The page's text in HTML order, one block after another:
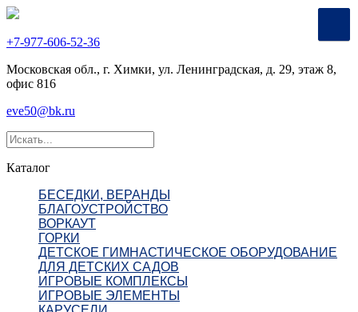
+7-977-606-52-36
Московская обл., г. Химки, ул. Ленинградская, д. 29, этаж 8,
офис 816
eve50@bk.ru
Каталог
БЕСЕДКИ, ВЕРАНДЫ
БЛАГОУСТРОЙСТВО
ВОРКАУТ
ГОРКИ
ДЕТСКОЕ ГИМНАСТИЧЕСКОЕ ОБОРУДОВАНИЕ
ДЛЯ ДЕТСКИХ САДОВ
ИГРОВЫЕ КОМПЛЕКСЫ
ИГРОВЫЕ ЭЛЕМЕНТЫ